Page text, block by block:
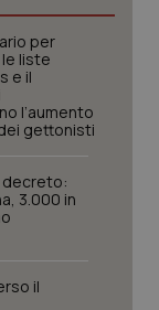
per
liste
e il
l’aumento
gettonisti
decreto:
3.000 in
il